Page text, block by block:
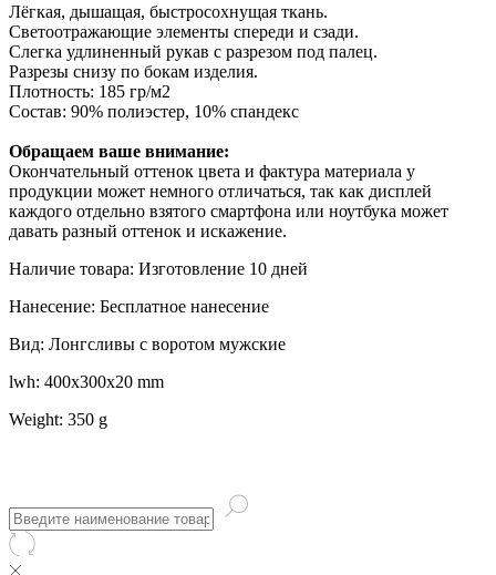
Лёгкая, дышащая, быстросохнущая ткань.
Светоотражающие элементы спереди и сзади.
Слегка удлиненный рукав с разрезом под палец.
Разрезы снизу по бокам изделия.
Плотность: 185 гр/м2
Состав: 90% полиэстер, 10% спандекс
Обращаем ваше внимание:
Окончательный оттенок цвета и фактура материала у
продукции может немного отличаться, так как дисплей
каждого отдельно взятого смартфона или ноутбука может
давать разный оттенок и искажение.
Наличие товара: Изготовление 10 дней
Нанесение: Бесплатное нанесение
Вид: Лонгсливы с воротом мужские
lwh: 400x300x20 mm
Weight: 350 g